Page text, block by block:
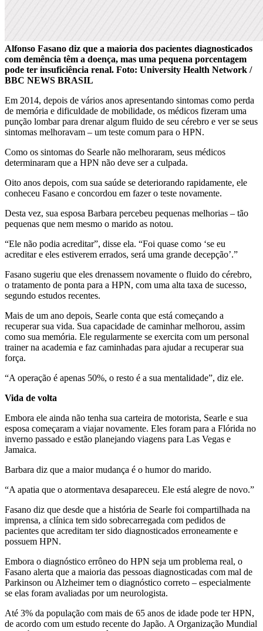
Alfonso Fasano diz que a maioria dos pacientes diagnosticados
com demência têm a doença, mas uma pequena porcentagem
pode ter insuficiência renal. Foto: University Health Network /
BBC NEWS BRASIL
Em 2014, depois de vários anos apresentando sintomas como perda
de memória e dificuldade de mobilidade, os médicos fizeram uma
punção lombar para drenar algum fluido de seu cérebro e ver se seus
sintomas melhoravam – um teste comum para o HPN.
Como os sintomas do Searle não melhoraram, seus médicos
determinaram que a HPN não deve ser a culpada.
Oito anos depois, com sua saúde se deteriorando rapidamente, ele
conheceu Fasano e concordou em fazer o teste novamente.
Desta vez, sua esposa Barbara percebeu pequenas melhorias – tão
pequenas que nem mesmo o marido as notou.
“Ele não podia acreditar”, disse ela. “Foi quase como ‘se eu
acreditar e eles estiverem errados, será uma grande decepção’.”
Fasano sugeriu que eles drenassem novamente o fluido do cérebro,
o tratamento de ponta para a HPN, com uma alta taxa de sucesso,
segundo estudos recentes.
Mais de um ano depois, Searle conta que está começando a
recuperar sua vida. Sua capacidade de caminhar melhorou, assim
como sua memória. Ele regularmente se exercita com um personal
trainer na academia e faz caminhadas para ajudar a recuperar sua
força.
“A operação é apenas 50%, o resto é a sua mentalidade”, diz ele.
Vida de volta
Embora ele ainda não tenha sua carteira de motorista, Searle e sua
esposa começaram a viajar novamente. Eles foram para a Flórida no
inverno passado e estão planejando viagens para Las Vegas e
Jamaica.
Barbara diz que a maior mudança é o humor do marido.
“A apatia que o atormentava desapareceu. Ele está alegre de novo.”
Fasano diz que desde que a história de Searle foi compartilhada na
imprensa, a clínica tem sido sobrecarregada com pedidos de
pacientes que acreditam ter sido diagnosticados erroneamente e
possuem HPN.
Embora o diagnóstico errôneo do HPN seja um problema real, o
Fasano alerta que a maioria das pessoas diagnosticadas com mal de
Parkinson ou Alzheimer tem o diagnóstico correto – especialmente
se elas foram avaliadas por um neurologista.
Até 3% da população com mais de 65 anos de idade pode ter HPN,
de acordo com um estudo recente do Japão. A Organização Mundial